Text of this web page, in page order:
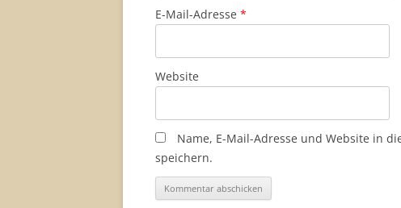
E-Mail-Adresse *
Website
Name, E-Mail-Adresse und Website in
speichern.